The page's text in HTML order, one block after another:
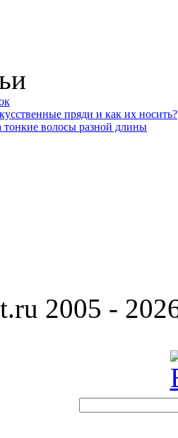
пряди и как их носить?
волосы разной длины
2005 -